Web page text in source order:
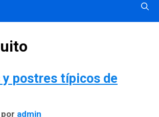
y postres típicos de
por admin